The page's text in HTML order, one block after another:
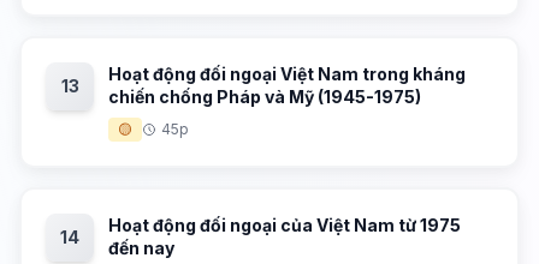
13
Hoạt động đối ngoại Việt Nam trong kháng
chiến chống Pháp và Mỹ (1945-1975)
🟡 45p
14
Hoạt động đối ngoại của Việt Nam từ 1975
đến nay